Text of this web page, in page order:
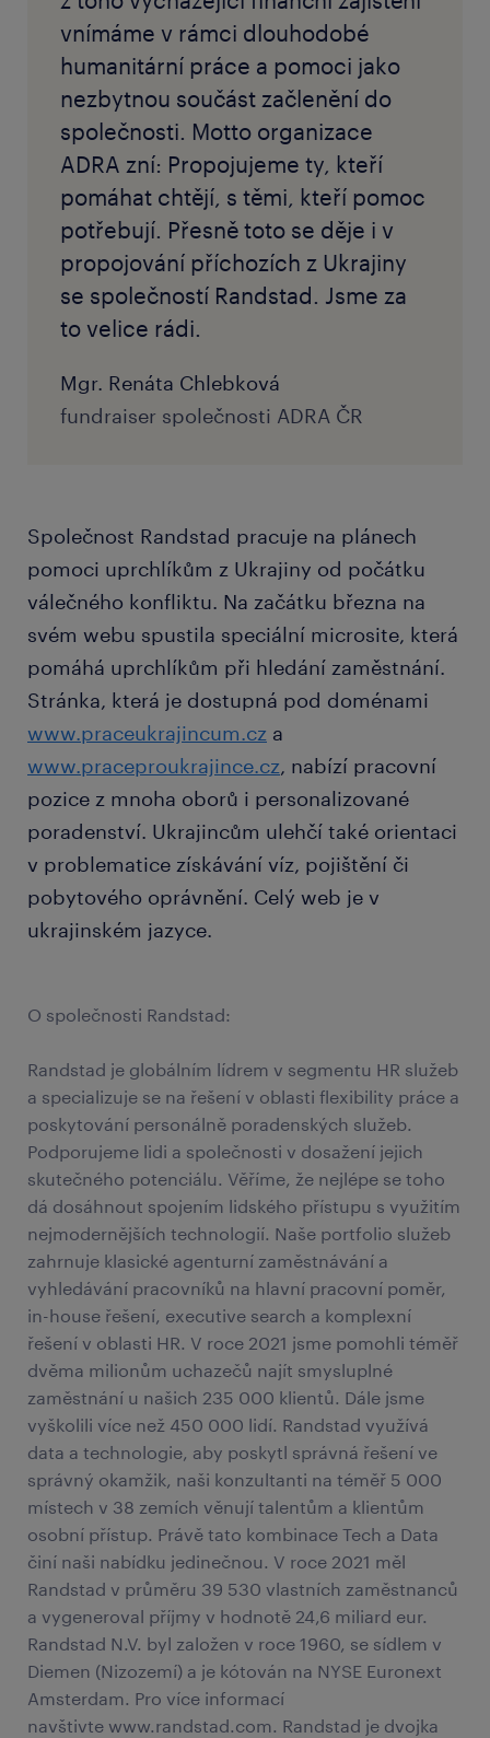
vnímáme v rámci dlouhodobé
humanitární práce a pomoci jako
nezbytnou součást začlenění do
společnosti. Motto organizace
ADRA zní: Propojujeme ty, kteří
pomáhat chtějí, s těmi, kteří pomoc
potřebují. Přesně toto se děje i v
propojování příchozích z Ukrajiny
se společností Randstad. Jsme za
to velice rádi.
Mgr. Renáta Chlebková
fundraiser společnosti ADRA ČR
Společnost Randstad pracuje na plánech
pomoci uprchlíkům z Ukrajiny od počátku
válečného konfliktu. Na začátku března na
svém webu spustila speciální microsite, která
pomáhá uprchlíkům při hledání zaměstnání.
Stránka, která je dostupná pod doménami
www.praceukrajincum.cz a
www.praceproukrajince.cz, nabízí pracovní
pozice z mnoha oborů i personalizované
poradenství. Ukrajincům ulehčí také orientaci
v problematice získávání víz, pojištění či
pobytového oprávnění. Celý web je v
ukrajinském jazyce.
O společnosti Randstad:
Randstad je globálním lídrem v segmentu HR služeb
a specializuje se na řešení v oblasti flexibility práce a
poskytování personálně poradenských služeb.
Podporujeme lidi a společnosti v dosažení jejich
skutečného potenciálu. Věříme, že nejlépe se toho
dá dosáhnout spojením lidského přístupu s využitím
nejmodernějších technologií. Naše portfolio služeb
zahrnuje klasické agenturní zaměstnávání a
vyhledávání pracovníků na hlavní pracovní poměr,
in-house řešení, executive search a komplexní
řešení v oblasti HR. V roce 2021 jsme pomohli téměř
dvěma milionům uchazečů najít smysluplné
zaměstnání u našich 235 000 klientů. Dále jsme
vyškolili více než 450 000 lidí. Randstad využívá
data a technologie, aby poskytl správná řešení ve
správný okamžik, naši konzultanti na téměř 5 000
místech v 38 zemích věnují talentům a klientům
osobní přístup. Právě tato kombinace Tech a Data
činí naši nabídku jedinečnou. V roce 2021 měl
Randstad v průměru 39 530 vlastních zaměstnanců
a vygeneroval příjmy v hodnotě 24,6 miliard eur.
Randstad N.V. byl založen v roce 1960, se sídlem v
Diemen (Nizozemí) a je kótován na NYSE Euronext
Amsterdam. Pro více informací
navštivte www.randstad.com. Randstad je dvojka